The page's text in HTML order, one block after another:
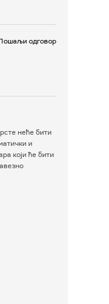
одговор
неће бити
и
који ће бити